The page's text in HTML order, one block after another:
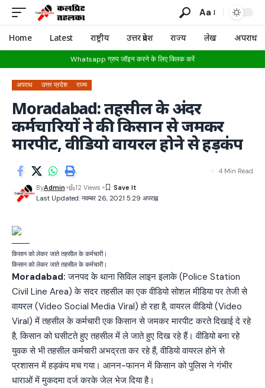
Aa
Home Latest राष्ट्रीय उत्तर प्रदेश राज्य लेख अपराध
Whatsapp ग्रुप जॉइन करने के लिए क्लिक करें
अपराध उत्तर प्रदेश राज्य
Moradabad: तहसील के अंदर
कर्मचारियों ने की किसान से जमकर
मारपीट, वीडियो वायरल होने से हड़कंप
Last Updated: नवम्बर 26, 2021 5:29 अपराह्न
ByAdmin 12 Views
4 Min Read
किसान को लेकर जाते तहसील के कर्मचारी।
किसान को लेकर जाते तहसील के कर्मचारी।
Moradabad: जनपद के थाना सिविल लाइन इलाके (Police Station
Civil Line Area) के सदर तहसील का एक वीडियो सोशल मीडिया पर तेजी से
वायरल (Video Social Media Viral) हो रहा है, वायरल वीडियो (Video
Viral) में तहसील के कर्मचारी एक किसान से जमकर मारपीट करते दिखाई दे रहे
है, किसान को घसीटते हुए तहसील में ले जाते हुए दिख रहे हैं। वीडियो बना रहे
युवक से भी तहसील कर्मचारी अभद्रता कर रहे हैं, वीडियो वायरल होने से
प्रशासन में हड़कंप मच गया। आनन-फानन में किसान को पुलिस ने गंभीर
धाराओं में मुकदमा दर्ज करके जेल भेज दिया है।